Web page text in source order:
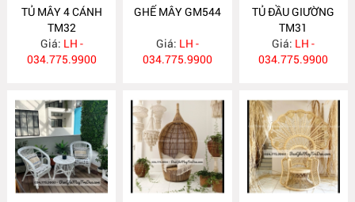
TỦ MÂY 4 CÁNH
TM32
Giá: LH -
034.775.9900
GHẾ MÂY GM544
Giá: LH -
034.775.9900
TỦ ĐẦU GIƯỜNG
TM31
Giá: LH -
034.775.9900